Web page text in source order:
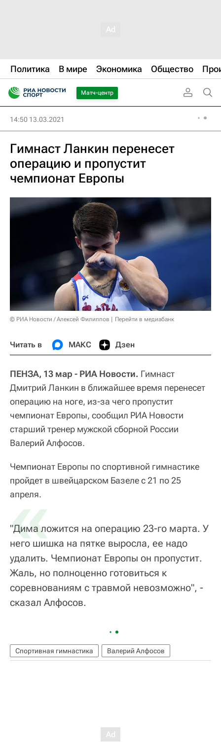
Политика В мире Экономика Общество
Матч-центр
14:50 13.03.2021
Гимнаст Ланкин перенесет
операцию и пропустит
чемпионат Европы
© РИА Новости / Алексей Филиппов Перейти в медиабанк
Читать в МАКС Дзен
ПЕНЗА, 13 мар - РИА Новости. Гимнаст
Дмитрий Ланкин в ближайшее время перенесет
операцию на ноге, из-за чего пропустит
чемпионат Европы, сообщил РИА Новости
старший тренер мужской сборной России
Валерий Алфосов.
Чемпионат Европы по спортивной гимнастике
пройдет в швейцарском Базеле с 21 по 25
апреля.
«
"Дима ложится на операцию 23-го марта. У
него шишка на пятке выросла, ее надо
удалить. Чемпионат Европы он пропустит.
Жаль, но полноценно готовиться к
соревнованиям с травмой невозможно", -
сказал Алфосов.
Спортивная гимнастика Валерий Алфосов